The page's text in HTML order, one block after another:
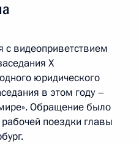
с видеоприветствием
X
юридического
в этом году –
Обращение было
поездки главы